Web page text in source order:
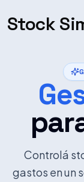
Stock
Controlá
gastos en un